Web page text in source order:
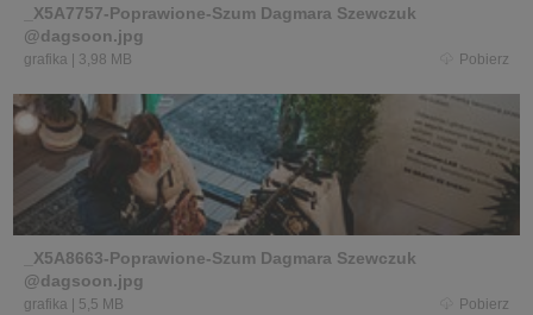
_X5A7757-Poprawione-Szum Dagmara Szewczuk
@dagsoon.jpg
grafika 3,98 MB Pobierz
_X5A8663-Poprawione-Szum Dagmara Szewczuk
@dagsoon.jpg
grafika 5,5 MB Pobierz